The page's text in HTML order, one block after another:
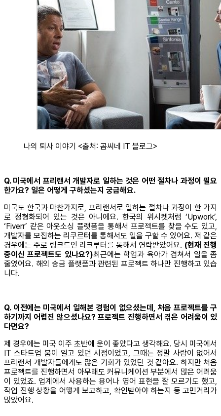
나의 퇴사 이야기 <출처: 곰씨네 IT 블로그>
Q. 미국에서 프리랜서 개발자로 일하는 것은 어떤 절차나 과정이 필요
한가요? 일은 어떻게 구하셨는지 궁금해요.
미국도 한국과 마찬가지로, 프리랜서로 일하는 절차나 과정이 한 가지
로 정형화되어 있는 것은 아니에요. 한국의 위시켓처럼 ‘Upwork’,
‘Fiverr’ 같은 아웃소싱 플랫폼을 통해서 프로젝트를 찾을 수도 있고,
개발자를 모집하는 리쿠르터를 통해서도 일을 구할 수 있어요. 저 같은
경우에는 주로 링크드인 리크루터를 통해서 연락받았어요. (현재 진행
중이신 프로젝트도 있나요?)최근에는 학업과 육아가 겹쳐서 일을 좀
줄였어요. 해외 송금 플랫폼과 관련된 프로젝트 하나만 진행하고 있습
니다.
Q. 이전에는 미국에서 일해본 경험이 없으셨는데, 처음 프로젝트를 구
하기까지 어렵진 않으셨나요? 프로젝트 진행하면서 겪은 어려움이 있
다면요?
제 경우에는 미국 이주 초반에 운이 좋았다고 생각해요. 당시 미국에서
IT 스타트업 붐이 일고 있던 시점이었고, 그때는 정말 사람이 없어서
프리랜서 개발자들에게도 많은 기회가 있었던 것 같아요. 하지만 처음
프로젝트를 진행하면서 아무래도 커뮤니케이션 부분에서 많은 어려움
이 있었죠. 업계에서 사용하는 용어나 영어 표현을 잘 모르기도 했고,
작업 진행 상황을 어떻게 보고하고, 확인받아야 하는지 등 고민거리가
많았어요.